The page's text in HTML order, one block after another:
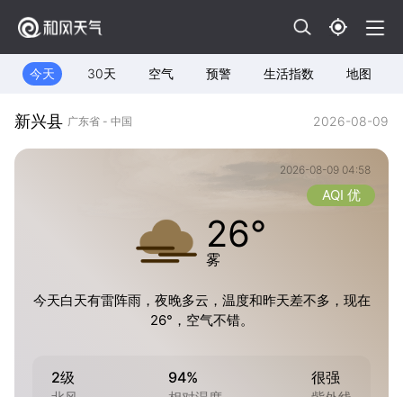
今天 30天 空气 预警 生活指数 地图
新兴县 广东省 - 中国 2026-08-09
2026-08-09 04:58
26°
雾
AQI 优
今天白天有雷阵雨，夜晚多云，温度和昨天差不多，现在
26°，空气不错。
2级 94% 很强